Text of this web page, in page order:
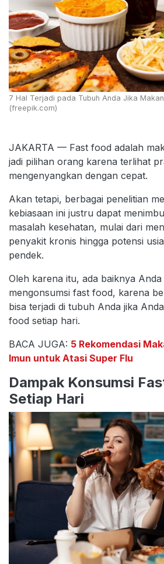
7 Hal Terjadi pada Tubuh Anda Jika
(freepik.com)
JAKARTA — Fast food adalah
jadi pilihan orang karena terlihat
mengenyangkan dengan cepat.
Akan tetapi, berbagai penelitian
kebiasaan ini justru dapat
masalah kesehatan, mulai dari
penyakit kronis hingga potensi
pendek.
Oleh karena itu, ada baiknya
mengonsumsi fast food, karena
bisa terjadi di tubuh Anda jika
food setiap hari.
BACA JUGA: 5 Rekomendasi
Imun untuk Atasi Super Flu
Dampak Konsumsi
Setiap Hari